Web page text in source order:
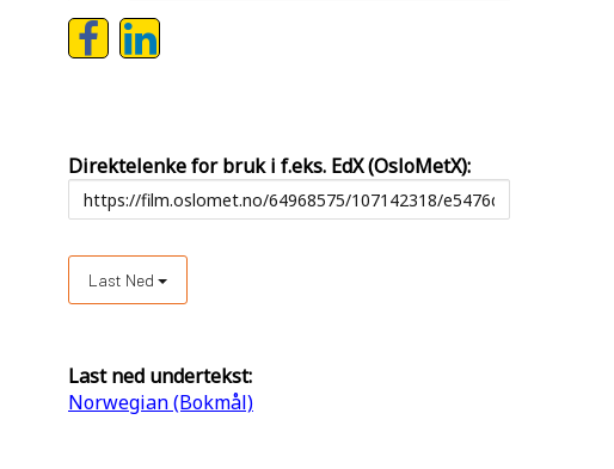
Direktelenke for bruk i f.eks. EdX (OsloMetX):
Last Ned
Last ned undertekst:
Norwegian (Bokmål)